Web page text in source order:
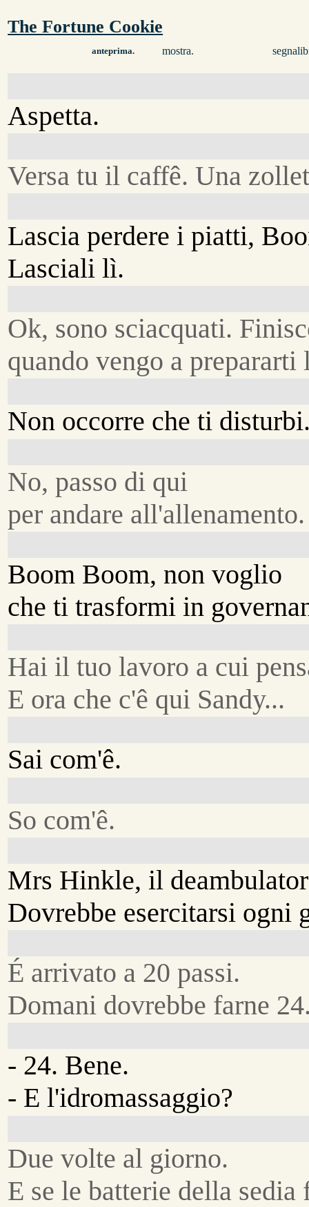
The Fortune Cookie
anteprima. mostra.
Aspetta.
Versa tu il caffê. Una
Lascia perdere i piatti,
Lasciali lì.
Ok, sono sciacquati.
quando vengo a prepararti
Non occorre che ti
No, passo di qui
per andare all'allenamento.
Boom Boom, non voglio
che ti trasformi in
Hai il tuo lavoro a cui
E ora che c'ê qui Sandy...
Sai com'ê.
So com'ê.
Mrs Hinkle, il
Dovrebbe esercitarsi ogni
É arrivato a 20 passi.
Domani dovrebbe farne
- 24. Bene.
- E l'idromassaggio?
Due volte al giorno.
E se le batterie della